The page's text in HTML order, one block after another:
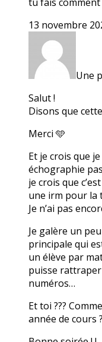
13 novembre
Une
Salut !
Disons que
Merci 🩵
Et je crois que
échographie
je crois que
une irm pour la
Je n’ai pas
Je galère un
principale qui
un élève par
puisse
numéros…
Et toi ???
année de cours